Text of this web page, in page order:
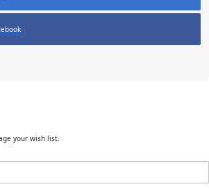
your wish list.